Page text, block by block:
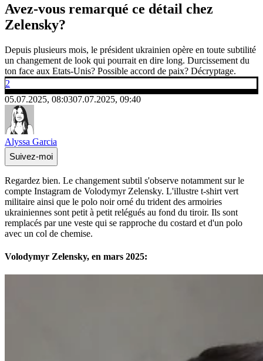
Avez-vous remarqué ce détail chez
Zelensky?
Depuis plusieurs mois, le président ukrainien opère en toute subtilité
un changement de look qui pourrait en dire long. Durcissement du
ton face aux Etats-Unis? Possible accord de paix? Décryptage.
2
05.07.2025, 08:0307.07.2025, 09:40
Alyssa Garcia
Suivez-moi
Regardez bien. Le changement subtil s'observe notamment sur le
compte Instagram de Volodymyr Zelensky. L'illustre t-shirt vert
militaire ainsi que le polo noir orné du trident des armoiries
ukrainiennes sont petit à petit relégués au fond du tiroir. Ils sont
remplacés par une veste qui se rapproche du costard et d'un polo
avec un col de chemise.
Volodymyr Zelensky, en mars 2025: